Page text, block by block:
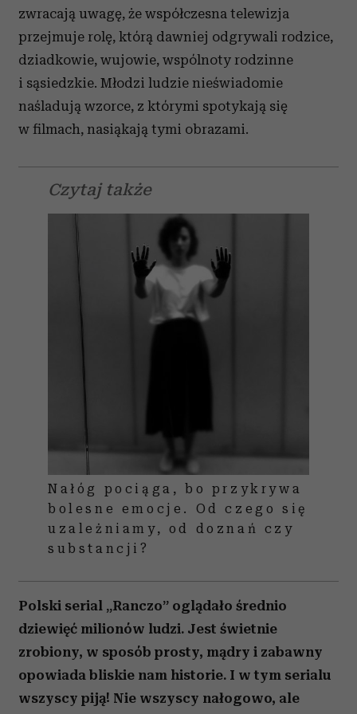
zwracają uwagę, że współczesna telewizja
przejmuje rolę, którą dawniej odgrywali rodzice,
dziadkowie, wujowie, wspólnoty rodzinne
i sąsiedzkie. Młodzi ludzie nieświadomie
naśladują wzorce, z którymi spotykają się
w filmach, nasiąkają tymi obrazami.
Czytaj także
Nałóg pociąga, bo przykrywa
bolesne emocje. Od czego się
uzależniamy, od doznań czy
substancji?
Polski serial „Ranczo” oglądało średnio
dziewięć milionów ludzi. Jest świetnie
zrobiony, w sposób prosty, mądry i zabawny
opowiada bliskie nam historie. I w tym serialu
wszyscy piją! Nie wszyscy nałogowo, ale